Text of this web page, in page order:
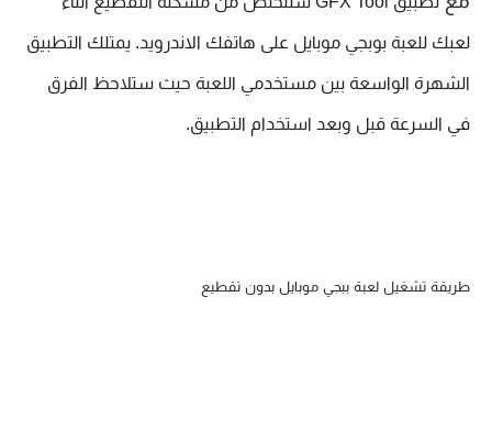
في السرعة قبل وبعد استخدام التطبيق.
طريقة تشغيل لعبة ببجي موبايل بدون تقطيع